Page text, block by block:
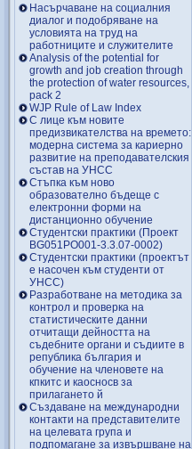
Насърчаване на социалния
диалог и подобряване на
условията на труд на
работниците и служителите
Analysis of the potential for
growth and job creation through
the protection of water resources,
pack 2
WJP Rule of Law Index
С лице към новите
предизвикателства на времето:
модерна система за кариерно
развитие на преподавателския
състав на УНСС
Стъпка към ново
образователно бъдеще с
електронни форми на
дистанционно обучение
Студентски практики (Проект
BG051PO001-3.3.07-0002)
Студентски практики (проектът
е насочен към студенти от
УНСС)
Разработване на методика за
контрол и проверка на
статистическите данни
отчитащи дейността на
съдебните органи и съдиите в
република българия и
обучение на членовете на
кпкитс и каосносв за
прилагането й
Създаване на международни
контакти на представителите
на целевата група и
подпомагане за извършване на